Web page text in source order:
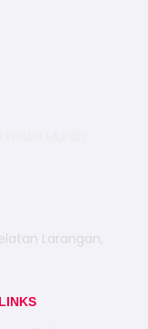
Larangan,